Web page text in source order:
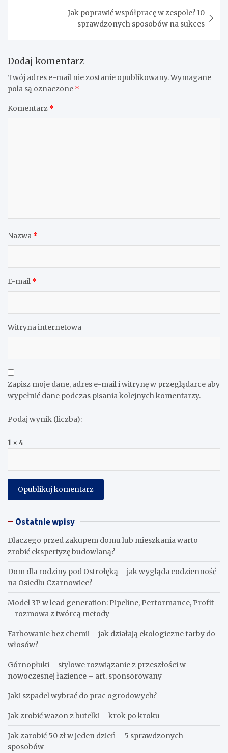
Jak poprawić współpracę w zespole? 10
sprawdzonych sposobów na sukces
Dodaj komentarz
Twój adres e-mail nie zostanie opublikowany.Wymagane
pola są oznaczone *
Komentarz *
Nazwa *
E-mail *
Witryna internetowa
Zapisz moje dane, adres e-mail i witrynę w przeglądarce aby
wypełnić dane podczas pisania kolejnych komentarzy.
Podaj wynik (liczba):
1 × 4 =
Ostatnie wpisy
Dlaczego przed zakupem domu lub mieszkania warto
zrobić ekspertyzę budowlaną?
Dom dla rodziny pod Ostrołęką – jak wygląda codzienność
na Osiedlu Czarnowiec?
Model 3P w lead generation: Pipeline, Performance, Profit
– rozmowa z twórcą metody
Farbowanie bez chemii – jak działają ekologiczne farby do
włosów?
Górnopłuki – stylowe rozwiązanie z przeszłości w
nowoczesnej łazience – art. sponsorowany
Jaki szpadel wybrać do prac ogrodowych?
Jak zrobić wazon z butelki – krok po kroku
Jak zarobić 50 zł w jeden dzień – 5 sprawdzonych
sposobów